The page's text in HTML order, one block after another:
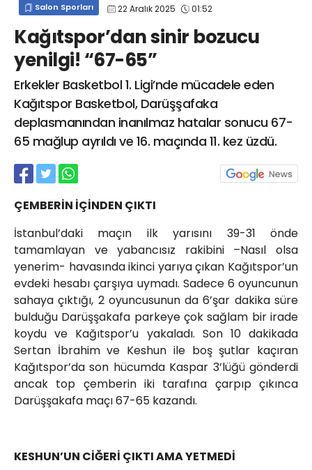
Salon Sporları 22 Aralık 2025 01:52
Kağıtspor’dan sinir bozucu
yenilgi! “67-65”
Erkekler Basketbol 1. Ligi’nde mücadele eden
Kağıtspor Basketbol, Darüşşafaka
deplasmanından inanılmaz hatalar sonucu 67-
65 mağlup ayrıldı ve 16. maçında 11. kez üzdü.
ÇEMBERİN İÇİNDEN ÇIKTI
İstanbul’daki maçın ilk yarısını 39-31 önde
tamamlayan ve yabancısız rakibini –Nasıl olsa
yenerim- havasında ikinci yarıya çıkan Kağıtspor’un
evdeki hesabı çarşıya uymadı. Sadece 6 oyuncunun
sahaya çıktığı, 2 oyuncusunun da 6’şar dakika süre
bulduğu Darüşşakafa parkeye çok sağlam bir irade
koydu ve Kağıtspor’u yakaladı. Son 10 dakikada
Sertan İbrahim ve Keshun ile boş şutlar kaçıran
Kağıtspor’da son hücumda Kaspar 3’lüğü gönderdi
ancak top çemberin iki tarafına çarpıp çıkınca
Darüşşakafa maçı 67-65 kazandı.
KESHUN’UN CİĞERİ ÇIKTI AMA YETMEDİ
info@spor41.com